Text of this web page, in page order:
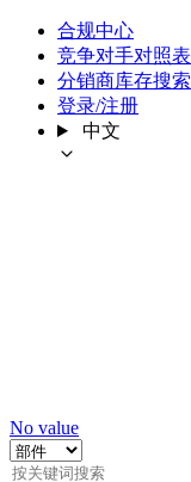
合规中心
竞争对手对照表
分销商库存搜索
登录/注册
中文
No value